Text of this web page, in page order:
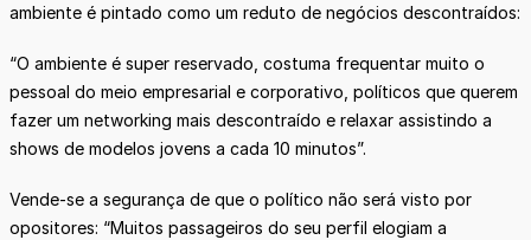
ambiente é pintado como um reduto de negócios descontraídos:
“O ambiente é super reservado, costuma frequentar muito o
pessoal do meio empresarial e corporativo, políticos que querem
fazer um networking mais descontraído e relaxar assistindo a
shows de modelos jovens a cada 10 minutos”.
Vende-se a segurança de que o político não será visto por
opositores: “Muitos passageiros do seu perfil elogiam a